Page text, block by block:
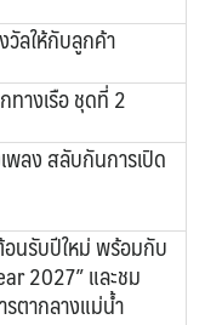
วัลให้กับลูกค้า
ทางเรือ ชุดที่ 2
ลง สลับกันการเปิด
นรับปีใหม่ พร้อมกับ
2027” และชม
ตากลางแม่น้ำ